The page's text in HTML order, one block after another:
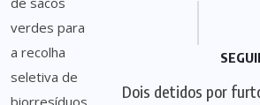
Dois detidos por